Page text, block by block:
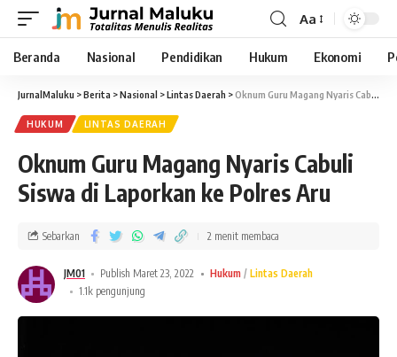
Aa
Beranda Nasional Pendidikan Hukum Ekonomi
JurnalMaluku >Berita >Nasional >Lintas Daerah >Oknum Guru Magang Nyaris Cabuli Siswa di Laporkan ke Polres Aru
HUKUM LINTAS DAERAH
Oknum Guru Magang Nyaris Cabuli
Siswa di Laporkan ke Polres Aru
JM01 Publish Maret 23, 2022 Hukum
Lintas Daerah
1.1k pengunjung
Sebarkan 2 menit membaca